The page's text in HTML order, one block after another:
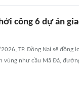
công 6 dự án
TP. Đồng Nai sẽ
như cầu Mã Đà,